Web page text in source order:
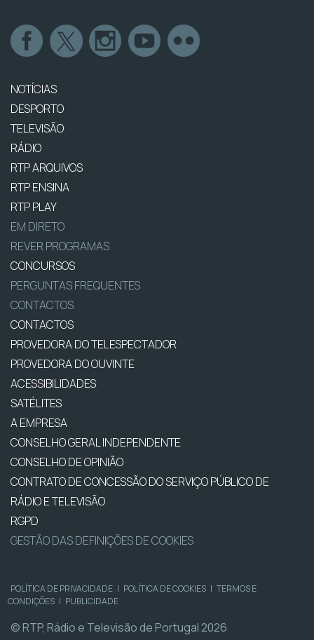
NOTÍCIAS
DESPORTO
TELEVISÃO
RÁDIO
RTP ARQUIVOS
RTP ENSINA
RTP PLAY
EM DIRETO
REVER PROGRAMAS
CONCURSOS
PERGUNTAS FREQUENTES
CONTACTOS
CONTACTOS
PROVEDORA DO TELESPECTADOR
PROVEDORA DO OUVINTE
ACESSIBILIDADES
SATÉLITES
A EMPRESA
CONSELHO GERAL INDEPENDENTE
CONSELHO DE OPINIÃO
CONTRATO DE CONCESSÃO DO SERVIÇO PÚBLICO DE
RÁDIO E TELEVISÃO
RGPD
GESTÃO DAS DEFINIÇÕES DE COOKIES
POLÍTICA DE PRIVACIDADE | POLÍTICA DE COOKIES | TERMOS E
CONDIÇÕES | PUBLICIDADE
© RTP, Rádio e Televisão de Portugal 2026